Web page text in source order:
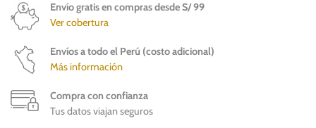
Envío gratis en compras desde S/ 99
Ver cobertura
Envíos a todo el Perú (costo adicional)
Más información
Compra con confianza
Tus datos viajan seguros